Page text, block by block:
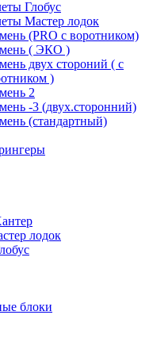
Глобус
Мастер лодок
(PRO c воротником)
( ЭКО )
двух стороний ( с
)
2
-3 (двух.сторонний)
(стандартный)
лодок
блоки